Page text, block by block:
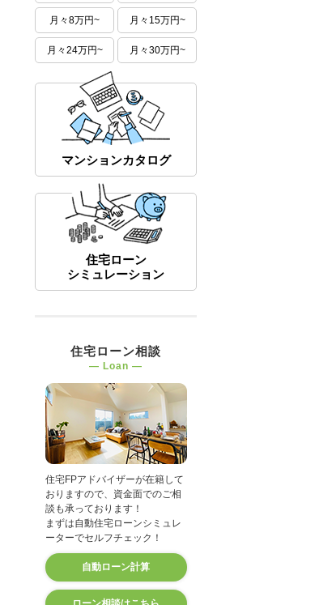
月々8万円~ 月々15万円~
月々24万円~ 月々30万円~
マンションカタログ
住宅ローン
シミュレーション
住宅ローン相談
― Loan ―
住宅FPアドバイザーが在籍して
おりますので、資金面でのご相
談も承っております！
まずは自動住宅ローンシミュレ
ーターでセルフチェック！
自動ローン計算